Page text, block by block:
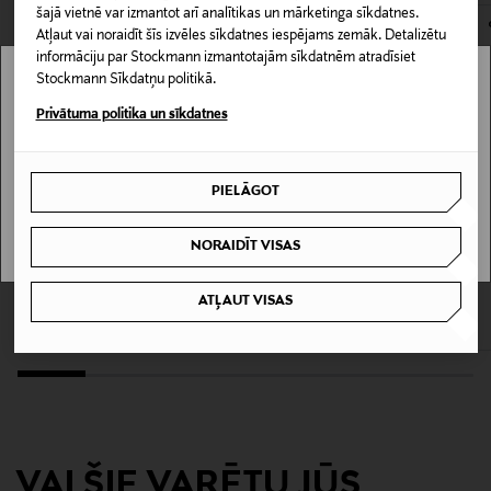
šajā vietnē var izmantot arī analītikas un mārketinga sīkdatnes.
Atļaut vai noraidīt šīs izvēles sīkdatnes iespējams zemāk. Detalizētu
informāciju par Stockmann izmantotajām sīkdatnēm atradīsiet
Stockmann Sīkdatņu politikā.
Privātuma politika un sīkdatnes
PIELĀGOT
NORAIDĪT VISAS
ATĻAUT VISAS
Kopšanas instrukcijas
Saudzīga mazgāšana
Mazgāšanas instrukcijas
Mazgāšanas temperatūra
MULTICOLOR
Ražotājvalsts
Ražotāja daļas numurs
MOLO
LINDEX
Džersija kleita
Stockmann nav pieejams tavā valstī.
I UNDERSTAND